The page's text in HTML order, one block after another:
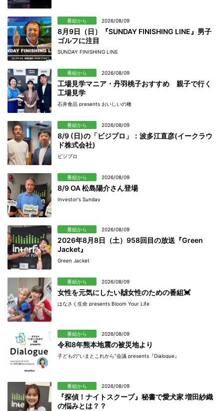
番組から 2026/08/09
8月9日（日）『SUNDAY FINISHING LINE』男子
ゴルフに注目
SUNDAY FINISHING LINE
番組から 2026/08/09
工場見学マニア・丹羽桃子おすすめ 親子で行く
工場見学
石井食品 presents おいしいの種
番組から 2026/08/09
8/9 (日)の「ビジプロ」：波多江直彦(イークラウ
ド株式会社)
ビジプロ
番組から 2026/08/09
8/9 OA 松島陽介さん登場
Investor's Sunday
番組から 2026/08/09
2026年8月8日（土）958回目の放送『Green
Jacket』
Green Jacket
番組から 2026/08/09
女性を元気にしたい🙌女性のための番組💓
はなさく生命 presents Bloom Your Life
番組から 2026/08/09
令和8年熊本地震の被災地より
子どもの“いまとこれから”会議 presents『Dialogue』
番組から 2026/08/09
『探偵！ナイトスクープ』秘書で愛犬家 増田紗織
の悩みとは？？